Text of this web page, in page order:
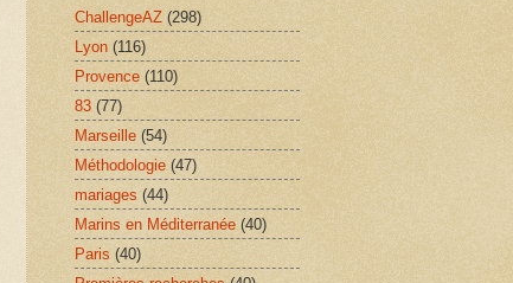
ChallengeAZ (298)
Lyon (116)
Provence (110)
83 (77)
Marseille (54)
Méthodologie (47)
mariages (44)
Marins en Méditerranée (40)
Paris (40)